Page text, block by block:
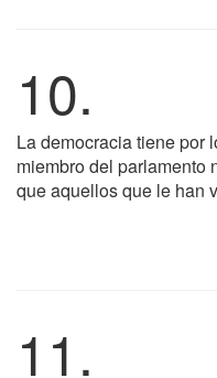
10.
La democracia tiene por
miembro del parlamento
que aquellos que le han
11.